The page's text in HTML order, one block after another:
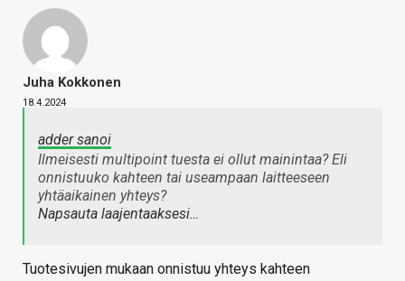
Juha Kokkonen
18.4.2024
adder sanoi
Ilmeisesti multipoint tuesta ei ollut mainintaa? Eli
onnistuuko kahteen tai useampaan laitteeseen
yhtäaikainen yhteys?
Napsauta laajentaaksesi…
Tuotesivujen mukaan onnistuu yhteys kahteen